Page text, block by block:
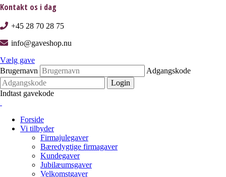
Kontakt os i dag
+45 28 70 28 75
info@gaveshop.nu
Vælg gave
Brugernavn
Adgangskode
Login
Indtast gavekode
Forside
Vi tilbyder
Firmajulegaver
Bæredygtige firmagaver
Kundegaver
Jubilæumsgaver
Velkomstgaver